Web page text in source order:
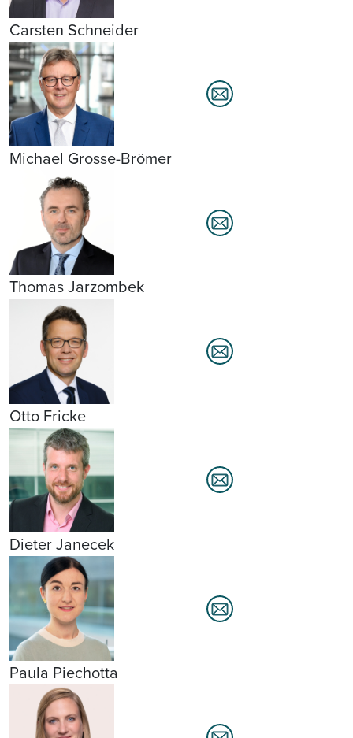
Carsten Schneider
Michael Grosse-Brömer
Thomas Jarzombek
Otto Fricke
Dieter Janecek
Paula Piechotta